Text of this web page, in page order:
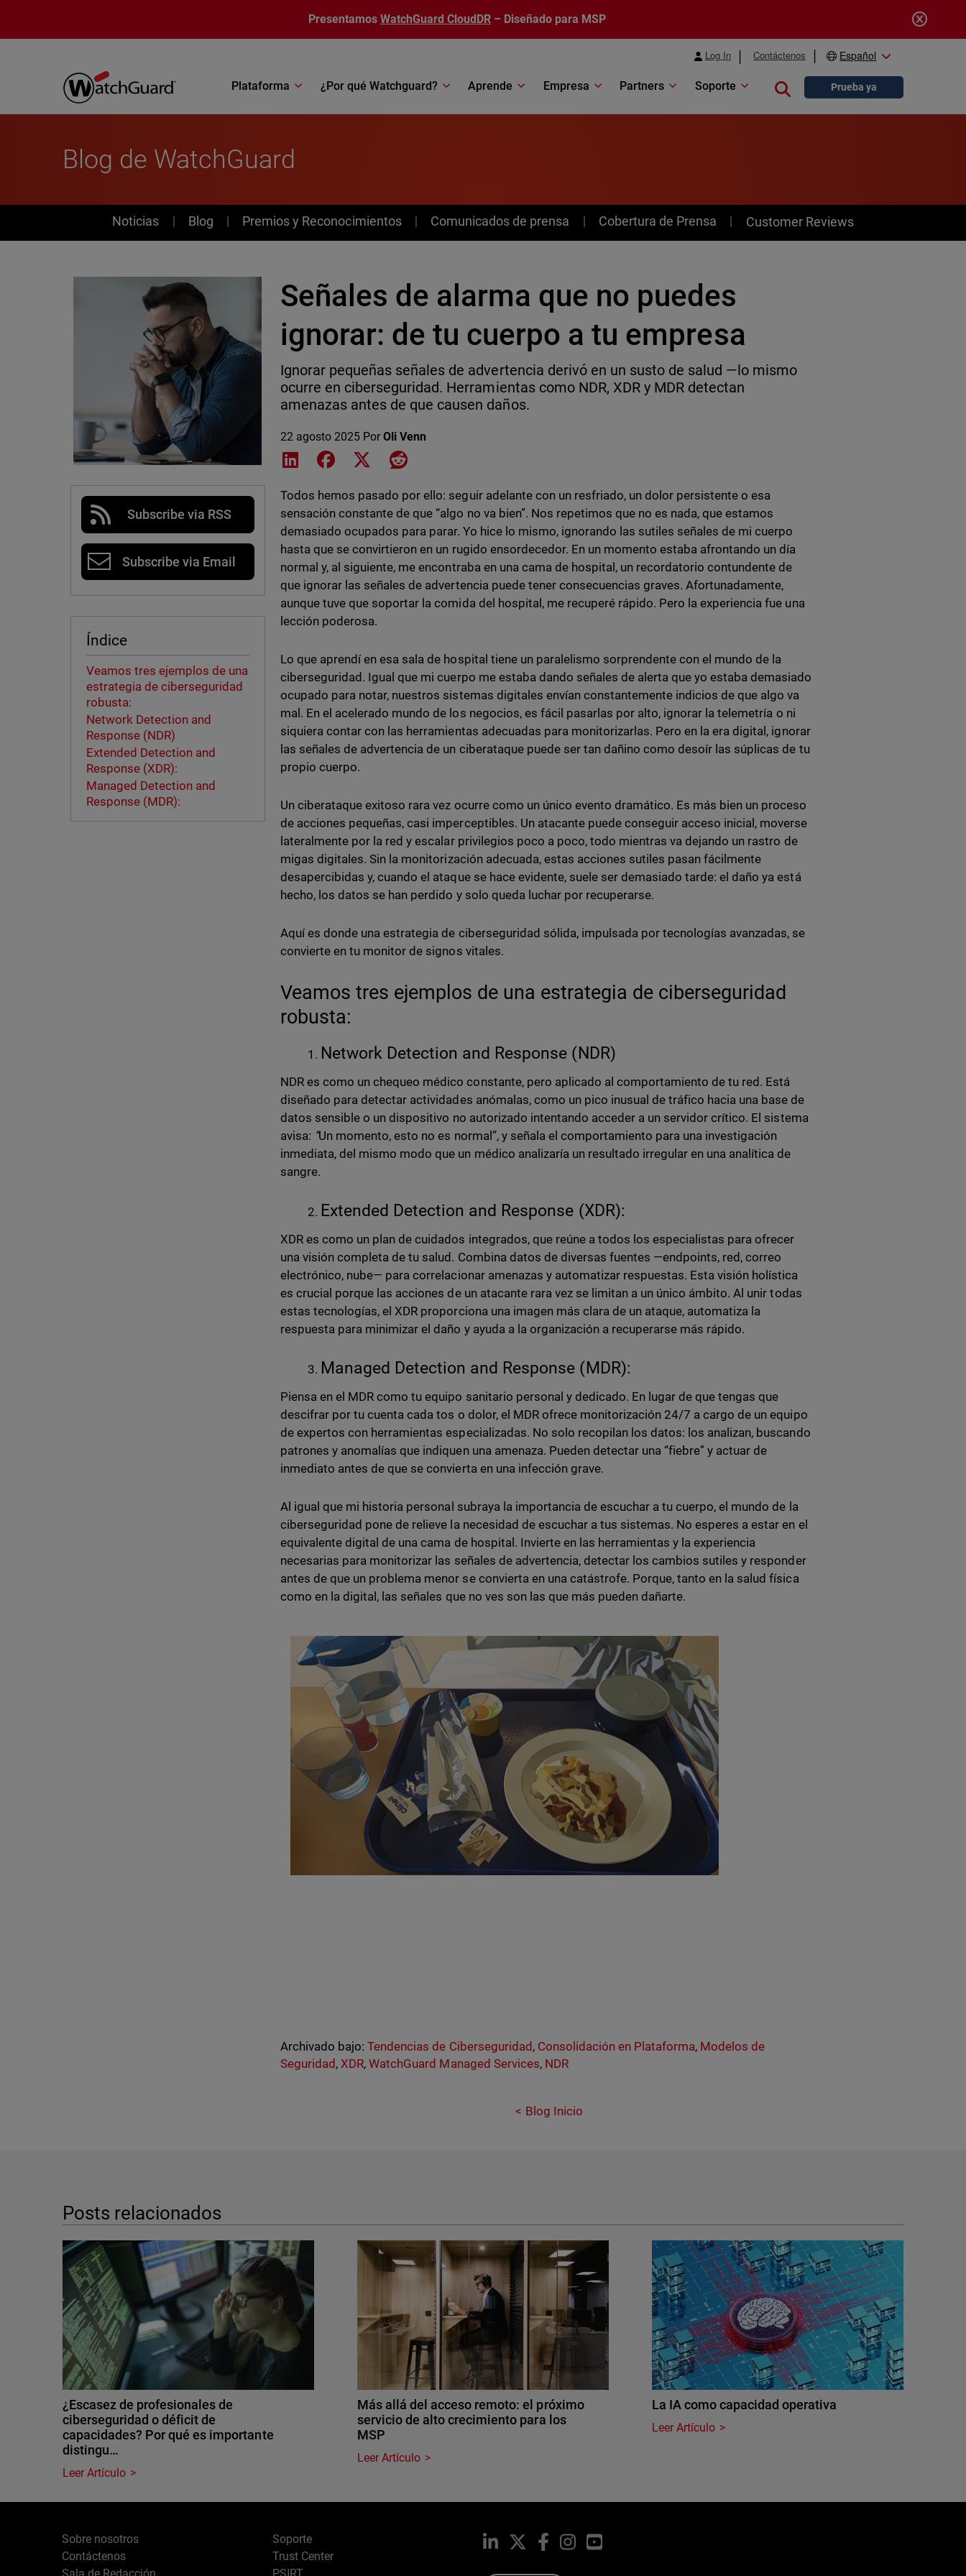
Presentamos WatchGuard CloudDR – Diseñado para MSP
Log In Contáctenos Español
Plataforma ¿Por qué Watchguard? Aprende Empresa Partners Soporte Close searchPrueba ya
Blog de WatchGuard
News
Noticias Blog Premios y Reconocimientos Comunicados de prensa Cobertura de Prensa Customer Reviews
Subscribe via RSS
Subscribe via Email
Índice
Veamos tres ejemplos de una
estrategia de ciberseguridad
robusta:
Network Detection and
Response (NDR)
Extended Detection and
Response (XDR):
Managed Detection and
Response (MDR):
Señales de alarma que no puedes
ignorar: de tu cuerpo a tu empresa
Ignorar pequeñas señales de advertencia derivó en un susto de salud —lo mismo
ocurre en ciberseguridad. Herramientas como NDR, XDR y MDR detectan
amenazas antes de que causen daños.
22 agosto 2025 PorOli Venn
Share on LinkedIn
Share on Facebook
Share on XShare on Reddit
Todos hemos pasado por ello: seguir adelante con un resfriado, un dolor persistente o esa
sensación constante de que “algo no va bien”. Nos repetimos que no es nada, que estamos
demasiado ocupados para parar. Yo hice lo mismo, ignorando las sutiles señales de mi cuerpo
hasta que se convirtieron en un rugido ensordecedor. En un momento estaba afrontando un día
normal y, al siguiente, me encontraba en una cama de hospital, un recordatorio contundente de
que ignorar las señales de advertencia puede tener consecuencias graves. Afortunadamente,
aunque tuve que soportar la comida del hospital, me recuperé rápido. Pero la experiencia fue una
lección poderosa.
Lo que aprendí en esa sala de hospital tiene un paralelismo sorprendente con el mundo de la
ciberseguridad. Igual que mi cuerpo me estaba dando señales de alerta que yo estaba demasiado
ocupado para notar, nuestros sistemas digitales envían constantemente indicios de que algo va
mal. En el acelerado mundo de los negocios, es fácil pasarlas por alto, ignorar la telemetría o ni
siquiera contar con las herramientas adecuadas para monitorizarlas. Pero en la era digital, ignorar
las señales de advertencia de un ciberataque puede ser tan dañino como desoír las súplicas de tu
propio cuerpo.
Un ciberataque exitoso rara vez ocurre como un único evento dramático. Es más bien un proceso
de acciones pequeñas, casi imperceptibles. Un atacante puede conseguir acceso inicial, moverse
lateralmente por la red y escalar privilegios poco a poco, todo mientras va dejando un rastro de
migas digitales. Sin la monitorización adecuada, estas acciones sutiles pasan fácilmente
desapercibidas y, cuando el ataque se hace evidente, suele ser demasiado tarde: el daño ya está
hecho, los datos se han perdido y solo queda luchar por recuperarse.
Aquí es donde una estrategia de ciberseguridad sólida, impulsada por tecnologías avanzadas, se
convierte en tu monitor de signos vitales.
Veamos tres ejemplos de una estrategia de ciberseguridad
robusta:
Network Detection and Response (NDR)
NDR es como un chequeo médico constante, pero aplicado al comportamiento de tu red. Está
diseñado para detectar actividades anómalas, como un pico inusual de tráfico hacia una base de
datos sensible o un dispositivo no autorizado intentando acceder a un servidor crítico. El sistema
avisa: “Un momento, esto no es normal”, y señala el comportamiento para una investigación
inmediata, del mismo modo que un médico analizaría un resultado irregular en una analítica de
sangre.
Extended Detection and Response (XDR):
XDR es como un plan de cuidados integrados, que reúne a todos los especialistas para ofrecer
una visión completa de tu salud. Combina datos de diversas fuentes —endpoints, red, correo
electrónico, nube— para correlacionar amenazas y automatizar respuestas. Esta visión holística
es crucial porque las acciones de un atacante rara vez se limitan a un único ámbito. Al unir todas
estas tecnologías, el XDR proporciona una imagen más clara de un ataque, automatiza la
respuesta para minimizar el daño y ayuda a la organización a recuperarse más rápido.
Managed Detection and Response (MDR):
Piensa en el MDR como tu equipo sanitario personal y dedicado. En lugar de que tengas que
descifrar por tu cuenta cada tos o dolor, el MDR ofrece monitorización 24/7 a cargo de un equipo
de expertos con herramientas especializadas. No solo recopilan los datos: los analizan, buscando
patrones y anomalías que indiquen una amenaza. Pueden detectar una “fiebre” y actuar de
inmediato antes de que se convierta en una infección grave.
Al igual que mi historia personal subraya la importancia de escuchar a tu cuerpo, el mundo de la
ciberseguridad pone de relieve la necesidad de escuchar a tus sistemas. No esperes a estar en el
equivalente digital de una cama de hospital. Invierte en las herramientas y la experiencia
necesarias para monitorizar las señales de advertencia, detectar los cambios sutiles y responder
antes de que un problema menor se convierta en una catástrofe. Porque, tanto en la salud física
como en la digital, las señales que no ves son las que más pueden dañarte.
Archivado bajo: Tendencias de Ciberseguridad , Consolidación en Plataforma, Modelos de
Seguridad ,XDR,WatchGuard Managed Services, NDR
Blog Inicio
Posts relacionados
¿Escasez de profesionales de
ciberseguridad o déficit de
capacidades? Por qué es importante
distingu…
Leer Artículo
Más allá del acceso remoto: el próximo
servicio de alto crecimiento para los
MSP
Leer Artículo
La IA como capacidad operativa
Leer Artículo
Sobre nosotros
Contáctenos
Soporte
Trust Center
LinkedIn Facebook
InstagramYouTube